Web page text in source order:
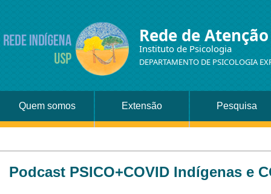
Rede de
Instituto de Psicologia
DEPARTAMENTO DE PSICOLOGIA
Quem somos Extensão Pesquisa
Podcast PSICO+COVID Indígenas e